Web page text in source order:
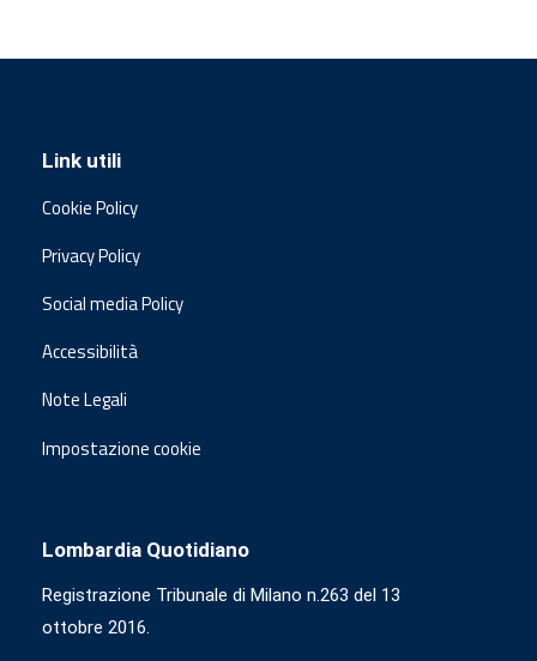
Link utili
Cookie Policy
Privacy Policy
Social media Policy
Accessibilità
Note Legali
Impostazione cookie
Lombardia Quotidiano
Registrazione Tribunale di Milano n.263 del 13
ottobre 2016.